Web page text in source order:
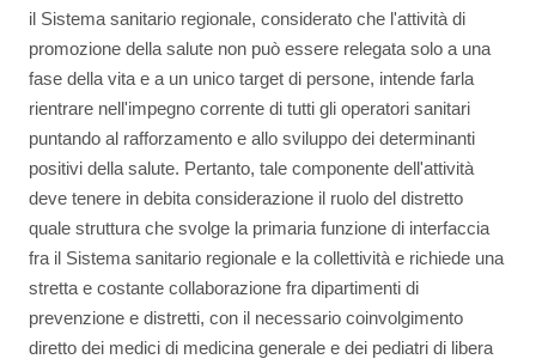
il Sistema sanitario regionale, considerato che l'attività di
promozione della salute non può essere relegata solo a una
fase della vita e a un unico target di persone, intende farla
rientrare nell'impegno corrente di tutti gli operatori sanitari
puntando al rafforzamento e allo sviluppo dei determinanti
positivi della salute. Pertanto, tale componente dell'attività
deve tenere in debita considerazione il ruolo del distretto
quale struttura che svolge la primaria funzione di interfaccia
fra il Sistema sanitario regionale e la collettività e richiede una
stretta e costante collaborazione fra dipartimenti di
prevenzione e distretti, con il necessario coinvolgimento
diretto dei medici di medicina generale e dei pediatri di libera